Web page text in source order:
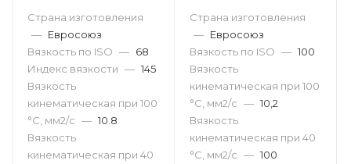
Страна изготовления
— Евросоюз
Вязкость по ISO — 68
Индекс вязкости — 145
Вязкость
кинематическая при 100
°С, мм2/с — 10.8
Вязкость
кинематическая при 40
Страна изготовления
— Евросоюз
Вязкость по ISO — 100
Вязкость
кинематическая при 100
°С, мм2/с — 10,2
Вязкость
кинематическая при 40
°С, мм2/с — 100